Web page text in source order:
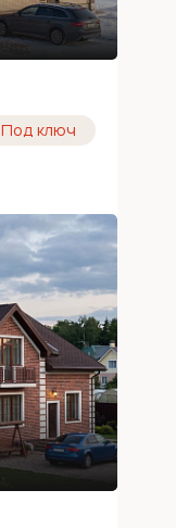
Под ключ